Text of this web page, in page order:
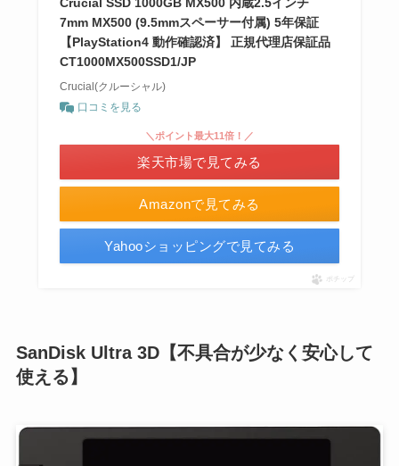
Crucial SSD 1000GB MX500 内蔵2.5インチ
7mm MX500 (9.5mmスペーサー付属) 5年保証
【PlayStation4 動作確認済】 正規代理店保証品
CT1000MX500SSD1/JP
Crucial(クルーシャル)
口コミを見る
Amazonで見てみる
＼ポイント最大11倍！／
楽天市場で見てみる
Yahooショッピングで見てみる
ポチップ
SanDisk Ultra 3D【不具合が少なく安心して
使える】